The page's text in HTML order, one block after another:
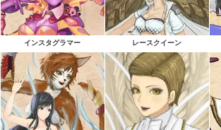
インスタグラマー レースクイーン